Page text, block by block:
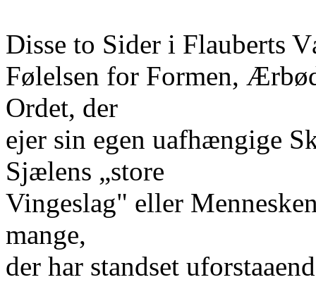
Disse to Sider i Flauberts
Følelsen for Formen,
Ordet, der
ejer sin egen uafhængige
Sjælens „store
Vingeslag" eller
mange,
der har standset